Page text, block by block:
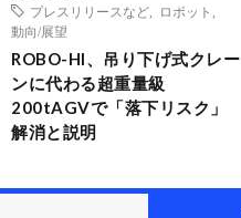
プレスリリースなど
ロボット
動向/展望
ROBO-HI、吊り下げ式クレー
ンに代わる超重量級
200tAGVで「落下リスク」
解消と説明